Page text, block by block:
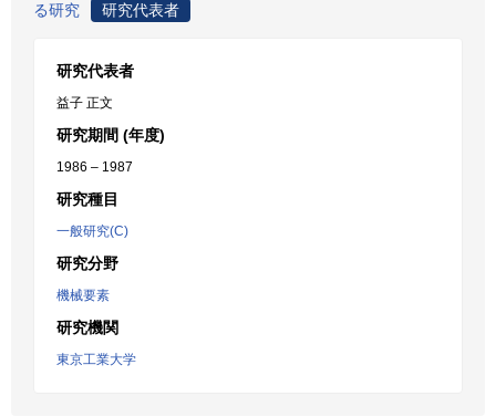
る研究
研究代表者
研究代表者
益子 正文
研究期間 (年度)
1986 – 1987
研究種目
一般研究(C)
研究分野
機械要素
研究機関
東京工業大学